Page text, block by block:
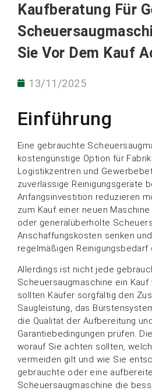
Kaufberatung Für
Sie Vor Dem Kauf
13/11/2025
Einführung
Eine gebrauchte
kostengünstige Option für
Logistikzentren und
zuverlässige Reinigungsgeräte
Anfangsinvestition reduzieren
zum Kauf einer neuen
oder generalüberholte
Anschaffungskosten senken
regelmäßigen Reinigungsbedarf
Allerdings ist nicht jede
Scheuersaugmaschine ein
sollten Käufer sorgfältig den
Saugleistung, das
die Qualität der Aufbereitung
Garantiebedingungen prüfen.
worauf Sie achten sollten,
vermeiden gilt und wie Sie
gebrauchte oder eine
Scheuersaugmaschine die